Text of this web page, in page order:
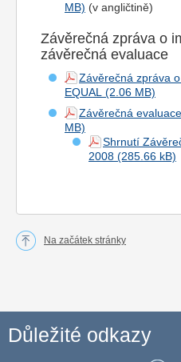
(v angličtině)
Závěrečná zpráva o
závěrečná evaluace
Závěrečná zpráva
EQUAL
Závěrečná
Shrnutí
2008
Na začátek stránky
Důležité odkazy